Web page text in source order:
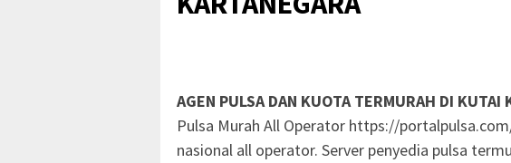
AGEN PULSA DAN KUOTA TERMURAH DI KUTAI
Pulsa Murah All Operator https://
nasional all operator. Server penyedia pulsa